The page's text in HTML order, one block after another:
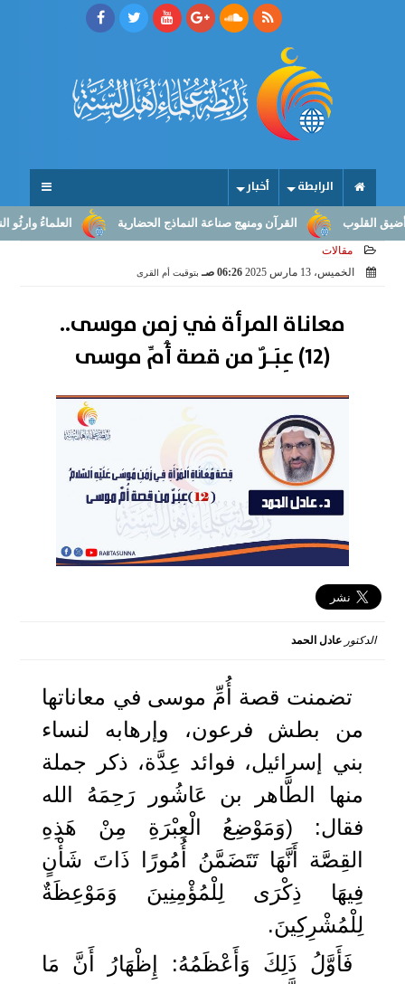
الرابطة أخبار
العلماءُ وارثُو النبوّة: من القرآن ومنهج صناعة النماذج الحضارية
مقالات
الخميس، 13 مارس 2025
06:26 صـ بتوقيت أم القرى
معاناة المرأة في زمن موسى..
(12) عِبَـرٌ من قصة أُمِّ موسى
الدكتورعادل الحمد
تضمنت قصة أُمِّ موسى في معاناتها
من بطش فرعون، وإرهابه لنساء
بني إسرائيل، فوائد عِدَّة، ذكر جملة
منها الطَّاهر بن عَاشُور رَحِمَهُ الله
فقال: (وَمَوْضِعُ الْعِبْرَةِ مِنْ هَذِهِ
القِصَّة أَنَّهَا تَتَضَمَّنُ أُمُورًا ذَاتَ شَأْنٍ
فِيهَا ذِكْرَى لِلْمُؤْمِنِينَ وَمَوْعِظَةٌ
لِلْمُشْرِكِينَ.
فَأَوَّلُ ذَلِكَ وَأَعْظَمُهُ: إِظْهَارُ أَنَّ مَا